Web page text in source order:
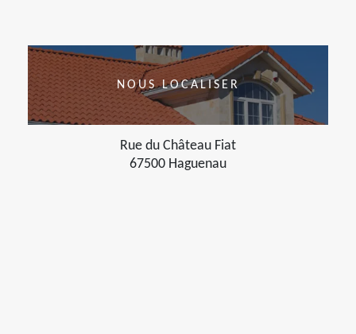
NOUS LOCALISER
Rue du Château Fiat
67500 Haguenau